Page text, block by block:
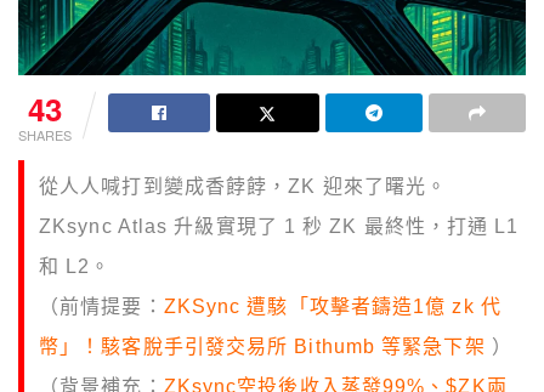
43
SHARES
從人人喊打到變成香餑餑，ZK 迎來了曙光。
ZKsync Atlas 升級實現了 1 秒 ZK 最終性，打通 L1
和 L2。
（前情提要： ZKSync 遭駭「攻擊者鑄造1億 zk 代
幣」！駭客脫手引發交易所 Bithumb 等緊急下架 ）
（背景補充： ZKsync空投後收入蒸發99%、$ZK兩